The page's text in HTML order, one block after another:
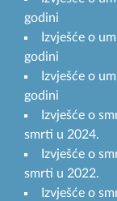
godini
Izvješće o
godini
Izvješće o
godini
Izvješće o
smrti u 2024.
Izvješće o
smrti u 2022.
Izvješće o